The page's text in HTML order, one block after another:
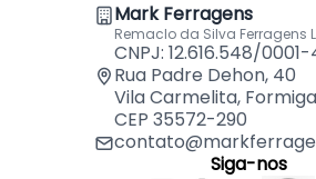
Mark Ferragens
Remaclo da Silva Ferragens
CNPJ: 12.616.548/
Rua Padre Dehon, 40
Vila Carmelita,
CEP 35572-290
Siga-nos